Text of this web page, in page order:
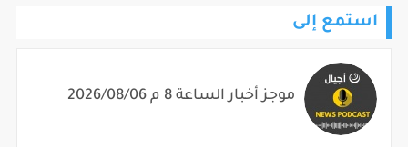
استمع إلى
موجز أخبار الساعة 8 م 2026/08/06